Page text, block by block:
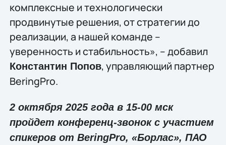
комплексные и технологически
продвинутые решения, от стратегии до
реализации, а нашей команде –
уверенность и стабильность», – добавил
Константин Попов, управляющий партнер
BeringPro.
2 октября 2025 года в 15-00 мск
пройдет конференц-звонок с участием
спикеров от BeringPro, «Борлас», ПАО